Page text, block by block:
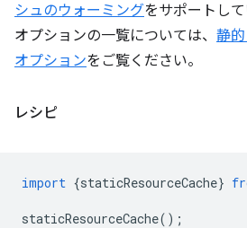
シュのウォーミングをサポートし
オプションの一覧については、 静
オプションをご覧ください。
レシピ
import {staticResourceCache}
staticResourceCache();